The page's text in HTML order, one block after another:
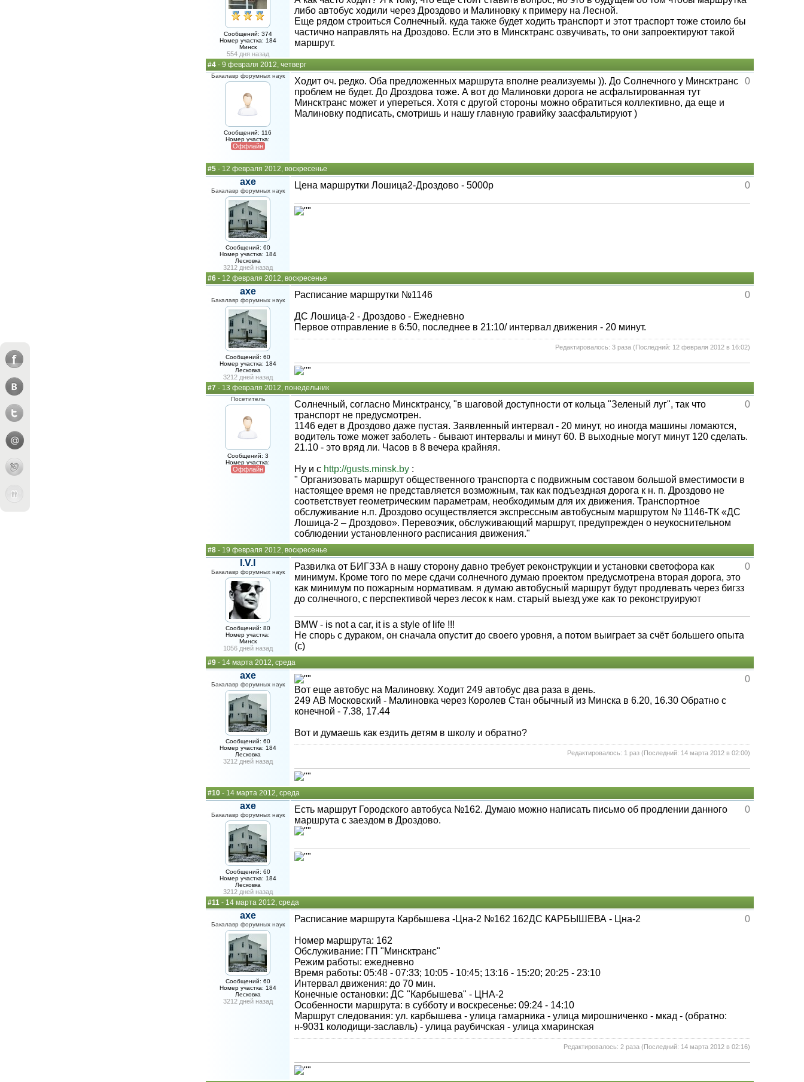
Сообщений: 374
Номер участка: 184
Минск
554 дня назад
либо автобус ходили через Дроздово и Малиновку к примеру на Лесной.
Еще рядом строиться Солнечный. куда также будет ходить транспорт и этот траспорт тоже стоило бы
частично направлять на Дроздово. Если это в Минсктранс озвучивать, то они запроектируют такой
маршрут.
#4 - 9 февраля 2012, четверг
Бакалавр форумных наук
Сообщений: 116
Номер участка:
Оффлайн
0
Ходит оч. редко. Оба предложенных маршрута вполне реализуемы )). До Солнечного у Минсктранс
проблем не будет. До Дроздова тоже. А вот до Малиновки дорога не асфальтированная тут
Минсктранс может и упереться. Хотя с другой стороны можно обратиться коллективно, да еще и
Малиновку подписать, смотришь и нашу главную гравийку заасфальтируют )
#5 - 12 февраля 2012, воскресенье
axe
Бакалавр форумных наук
Сообщений: 60
Номер участка: 184
Лесковка
3212 дней назад
0
Цена маршрутки Лошица2-Дроздово - 5000р
#6 - 12 февраля 2012, воскресенье
axe
Бакалавр форумных наук
Сообщений: 60
Номер участка: 184
Лесковка
3212 дней назад
0
Расписание маршрутки №1146
ДС Лошица-2 - Дроздово - Ежедневно
Первое отправление в 6:50, последнее в 21:10/ интервал движения - 20 минут.
Редактировалось: 3 раза (Последний: 12 февраля 2012 в 16:02)
#7 - 13 февраля 2012, понедельник
Посетитель
Сообщений: 3
Номер участка:
Оффлайн
0
Солнечный, согласно Минсктрансу, "в шаговой доступности от кольца "Зеленый луг", так что
транспорт не предусмотрен.
1146 едет в Дроздово даже пустая. Заявленный интервал - 20 минут, но иногда машины ломаются,
водитель тоже может заболеть - бывают интервалы и минут 60. В выходные могут минут 120 сделать.
21.10 - это вряд ли. Часов в 8 вечера крайняя.
Ну и с http://gusts.minsk.by :
" Организовать маршрут общественного транспорта с подвижным составом большой вместимости в
настоящее время не представляется возможным, так как подъездная дорога к н. п. Дроздово не
соответствует геометрическим параметрам, необходимым для их движения. Транспортное
обслуживание н.п. Дроздово осуществляется экспрессным автобусным маршрутом № 1146-ТК «ДС
Лошица-2 – Дроздово». Перевозчик, обслуживающий маршрут, предупрежден о неукоснительном
соблюдении установленного расписания движения."
#8 - 19 февраля 2012, воскресенье
I.V.I
Бакалавр форумных наук
Сообщений: 80
Номер участка:
Минск
1056 дней назад
0
Развилка от БИГЗЗА в нашу сторону давно требует реконструкции и установки светофора как
минимум. Кроме того по мере сдачи солнечного думаю проектом предусмотрена вторая дорога, это
как минимум по пожарным нормативам. я думаю автобусный маршрут будут продлевать через бигзз
до солнечного, с перспективой через лесок к нам. старый выезд уже как то реконструируют
BMW - is not a car, it is a style of life !!!
Не спорь с дураком, он сначала опустит до своего уровня, а потом выиграет за счёт большего опыта
(с)
#9 - 14 марта 2012, среда
axe
Бакалавр форумных наук
Сообщений: 60
Номер участка: 184
Лесковка
3212 дней назад
0
Вот еще автобус на Малиновку. Ходит 249 автобус два раза в день.
249 АВ Московский - Малиновка через Королев Стан обычный из Минска в 6.20, 16.30 Обратно с
конечной - 7.38, 17.44
Вот и думаешь как ездить детям в школу и обратно?
Редактировалось: 1 раз (Последний: 14 марта 2012 в 02:00)
#10 - 14 марта 2012, среда
axe
Бакалавр форумных наук
Сообщений: 60
Номер участка: 184
Лесковка
3212 дней назад
0
Есть маршрут Городского автобуса №162. Думаю можно написать письмо об продлении данного
маршрута с заездом в Дроздово.
#11 - 14 марта 2012, среда
axe
Бакалавр форумных наук
Сообщений: 60
Номер участка: 184
Лесковка
3212 дней назад
0
Расписание маршрута Карбышева -Цна-2 №162 162ДС КАРБЫШЕВА - Цна-2
Номер маршрута: 162
Обслуживание: ГП "Минсктранс"
Режим работы: ежедневно
Время работы: 05:48 - 07:33; 10:05 - 10:45; 13:16 - 15:20; 20:25 - 23:10
Интервал движения: до 70 мин.
Конечные остановки: ДС "Карбышева" - ЦНА-2
Особенности маршрута: в субботу и воскресенье: 09:24 - 14:10
Маршрут следования: ул. карбышева - улица гамарника - улица мирошниченко - мкад - (обратно:
н-9031 колодищи-заславль) - улица раубичская - улица хмаринская
Редактировалось: 2 раза (Последний: 14 марта 2012 в 02:16)